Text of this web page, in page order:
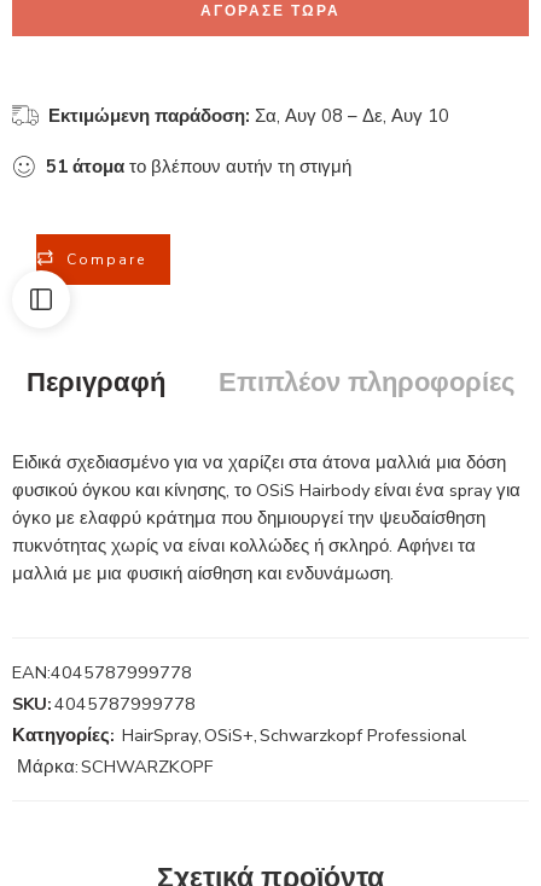
ΑΓΟΡΑΣΕ ΤΩΡΑ
Εκτιμώμενη παράδοση: Σα, Αυγ 08 – Δε, Αυγ 10
51 άτομα το βλέπουν αυτήν τη στιγμή
Compare
Περιγραφή Επιπλέον πληροφορίες
Ειδικά σχεδιασμένο για να χαρίζει στα άτονα μαλλιά μια δόση
φυσικού όγκου και κίνησης, το OSiS Hairbody είναι ένα spray για
όγκο με ελαφρύ κράτημα που δημιουργεί την ψευδαίσθηση
πυκνότητας χωρίς να είναι κολλώδες ή σκληρό. Αφήνει τα
μαλλιά με μια φυσική αίσθηση και ενδυνάμωση.
EAN:4045787999778
SKU:4045787999778
Κατηγορίες: HairSpray,OSiS+,Schwarzkopf Professional
Μάρκα:SCHWARZKOPF
Σχετικά προϊόντα